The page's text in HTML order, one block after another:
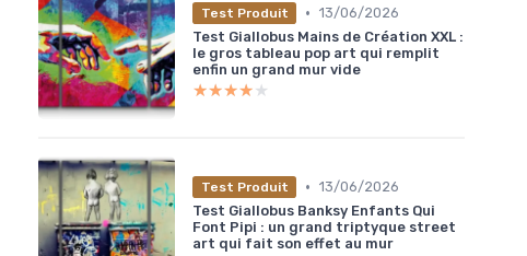
Test Produit • 13/06/2026
Test Giallobus Mains de Création XXL :
le gros tableau pop art qui remplit
enfin un grand mur vide
★★★★★
★★★★★
Test Produit • 13/06/2026
Test Giallobus Banksy Enfants Qui
Font Pipi : un grand triptyque street
art qui fait son effet au mur